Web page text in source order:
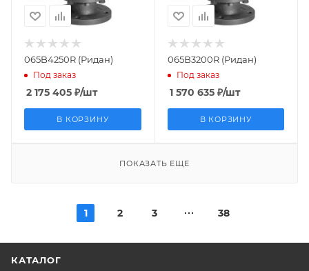
065B4250R (Ридан)
Под заказ
2 175 405 ₽/шт
В КОРЗИНУ
065B3200R (Ридан)
Под заказ
1 570 635₽/шт
В КОРЗИНУ
ПОКАЗАТЬ ЕЩЕ
1 2 3 38
КАТАЛОГ